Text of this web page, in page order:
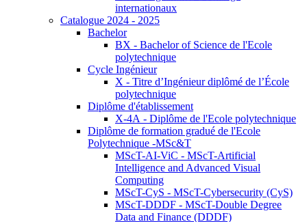
internationaux
Catalogue 2024 - 2025
Bachelor
BX - Bachelor of Science de l'Ecole
polytechnique
Cycle Ingénieur
X - Titre d’Ingénieur diplômé de l’École
polytechnique
Diplôme d'établissement
X-4A - Diplôme de l'Ecole polytechnique
Diplôme de formation gradué de l'Ecole
Polytechnique -MSc&T
MScT-AI-ViC - MScT-Artificial
Intelligence and Advanced Visual
Computing
MScT-CyS - MScT-Cybersecurity (CyS)
MScT-DDDF - MScT-Double Degree
Data and Finance (DDDF)